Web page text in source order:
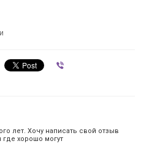
лет. Хочу написать свой отзыв
где хорошо могут